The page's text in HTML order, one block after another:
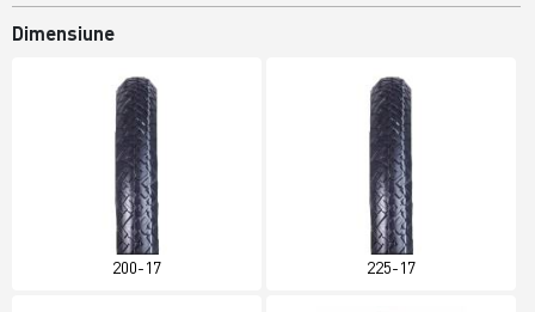
Dimensiune
200-17 225-17